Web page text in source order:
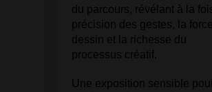
du parcours, révélant à la
précision des gestes, la force
dessin et la richesse du
processus créatif.
Une exposition sensible